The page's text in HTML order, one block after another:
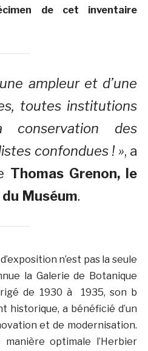
de cet inventaire
ampleur et d’une
toutes institutions
conservation des
confondues ! », a
Thomas Grenon, le
Muséum.
n’est pas la seule
la Galerie de Botanique
de 1930 à 1935, son b
historique, a bénéficié d’un
et de modernisation.
manière optimale l’Herbier